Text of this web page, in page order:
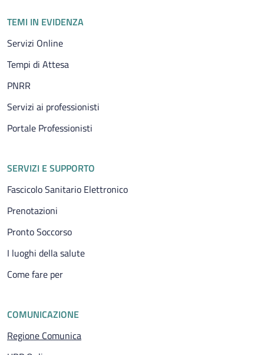
TEMI IN EVIDENZA
Servizi Online
Tempi di Attesa
PNRR
Servizi ai professionisti
Portale Professionisti
SERVIZI E SUPPORTO
Fascicolo Sanitario Elettronico
Prenotazioni
Pronto Soccorso
I luoghi della salute
Come fare per
COMUNICAZIONE
Regione ComunicaPagina attuale